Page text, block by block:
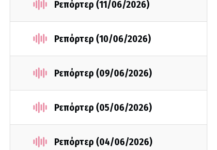
Ρεπόρτερ (11/06/2026)
Ρεπόρτερ (10/06/2026)
Ρεπόρτερ (09/06/2026)
Ρεπόρτερ (05/06/2026)
Ρεπόρτερ (04/06/2026)